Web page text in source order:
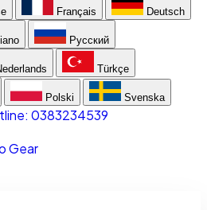
Français Deutsch
Русский
Türkçe
Polski Svenska
0383234539
Gear